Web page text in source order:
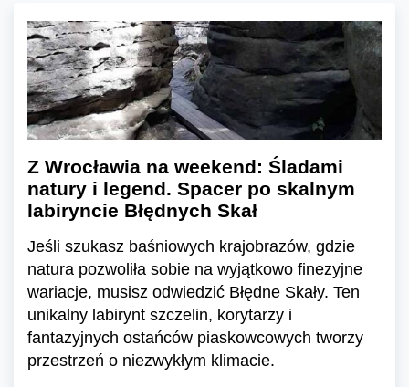
Z Wrocławia na weekend: Śladami
natury i legend. Spacer po skalnym
labiryncie Błędnych Skał
Jeśli szukasz baśniowych krajobrazów, gdzie
natura pozwoliła sobie na wyjątkowo finezyjne
wariacje, musisz odwiedzić Błędne Skały. Ten
unikalny labirynt szczelin, korytarzy i
fantazyjnych ostańców piaskowcowych tworzy
przestrzeń o niezwykłym klimacie.